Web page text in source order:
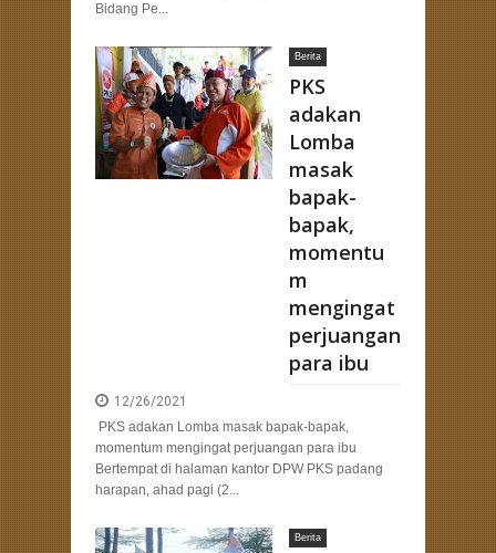
Bidang Pe...
Berita
PKS
adakan
Lomba
masak
bapak-
bapak,
momentu
m
mengingat
perjuangan
para ibu
12/26/2021
PKS adakan Lomba masak bapak-bapak,
momentum mengingat perjuangan para ibu
Bertempat di halaman kantor DPW PKS padang
harapan, ahad pagi (2...
Berita